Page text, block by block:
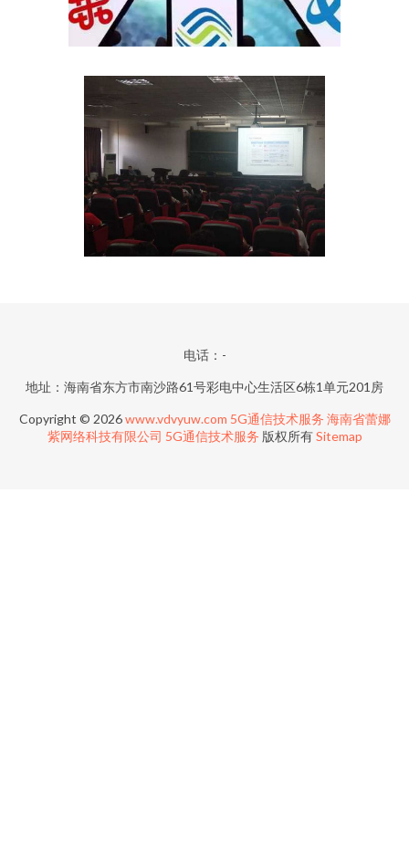
电话：-
地址：海南省东方市南沙路61号彩电中心生活区6栋1单元201房
Copyright © 2026www.vdvyuw.com 5G通信技术服务 海南省蕾娜
紫网络科技有限公司 5G通信技术服务 版权所有Sitemap